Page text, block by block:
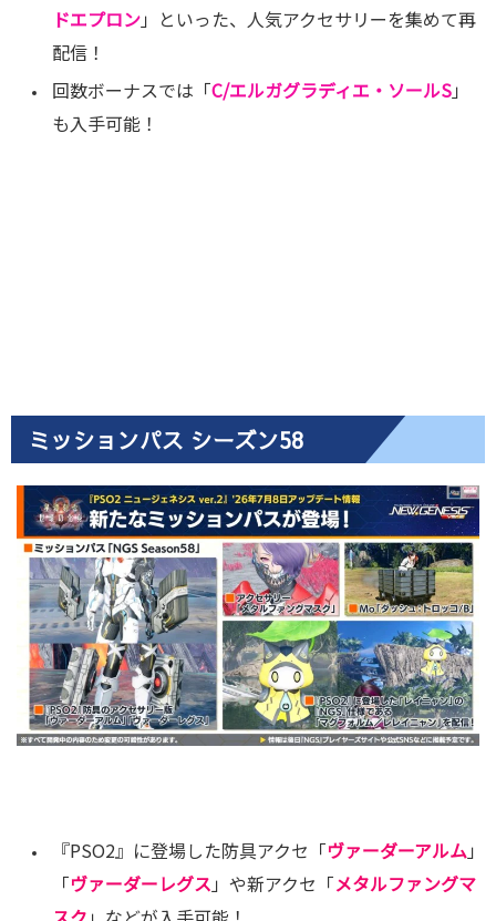
ドエプロン」といった、人気アクセサリーを集めて再
配信！
回数ボーナスでは「C/エルガグラディエ・ソールS」
も入手可能！
ミッションパス シーズン58
『PSO2』に登場した防具アクセ「ヴァーダーアルム」
「ヴァーダーレグス 」や新アクセ「メタルファングマ